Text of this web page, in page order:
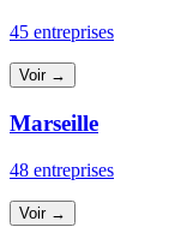
45 entreprises
Voir →
Marseille
48 entreprises
Voir →